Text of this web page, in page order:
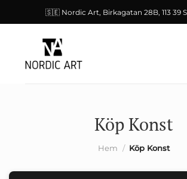
to
🇸🇪 Nordic Art, Birkagatan 28B, 113 39
Köp Konst
Hem / Köp Konst